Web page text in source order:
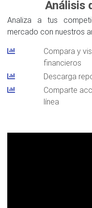
Análisis
Analiza a tus
mercado con nuestros
Compara y
financieros
Descarga
Comparte
línea